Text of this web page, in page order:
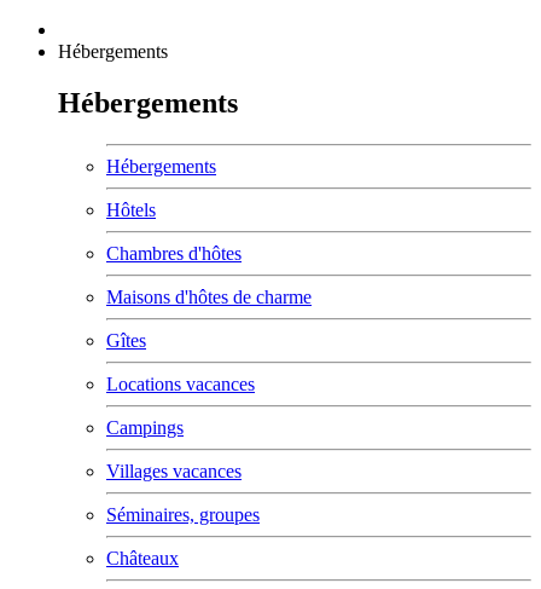
Hébergements
Hébergements
Hébergements
Hôtels
Chambres d'hôtes
Maisons d'hôtes de charme
Gîtes
Locations vacances
Campings
Villages vacances
Séminaires, groupes
Châteaux